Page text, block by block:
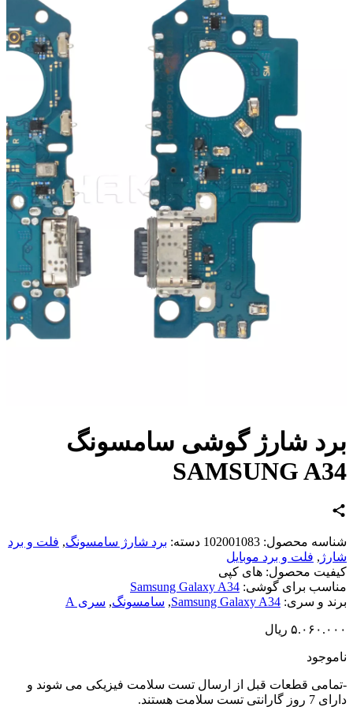
شارژ گوشی سامسونگ
SAMSUNG
محصول:102001083 دسته:برد شارژ سامسونگ,فلت و برد
,فلت و برد موبایل
محصول: های کپی
برای گوشی: Samsung Galaxy A34
و سری: Samsung Galaxy A34
,سامسونگ,سری A
ریال
قطعات قبل از ارسال تست سلامت فیزیکی می شوند و
تست سلامت هستند.